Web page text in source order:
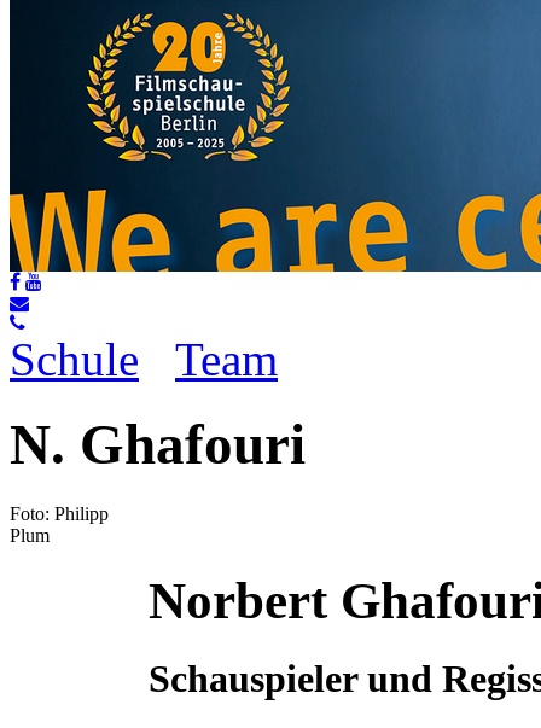
Ramona Schmid, Absolventin 2010
Marie Karehnke, Absolventin 2022
Schule Team
N. Ghafouri
Foto: Philipp
Plum
Norbert
Schauspieler und